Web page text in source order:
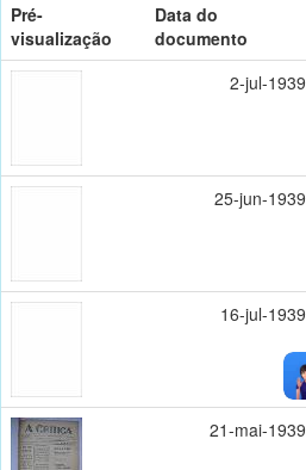
Pré-
visualização
Data do
documento
2-jul-1939
25-jun-1939
16-jul-1939
21-mai-1939